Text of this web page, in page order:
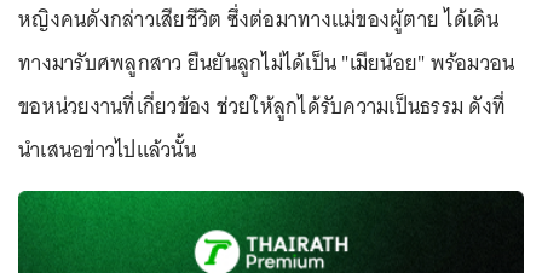
หญิงคนดังกล่าวเสียชีวิต ซึ่งต่อมาทางแม่ของผู้ตาย ได้เดิน
ทางมารับศพลูกสาว ยืนยันลูกไม่ได้เป็น "เมียน้อย" พร้อมวอน
ขอหน่วยงานที่เกี่ยวข้อง ช่วยให้ลูกได้รับความเป็นธรรม ดังที่
นำเสนอข่าวไปแล้วนั้น